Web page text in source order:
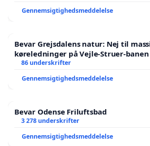
Gennemsigtighedsmeddelelse
Bevar Grejsdalens natur: Nej til
køreledninger på Vejle-Struer-banen
86 underskrifter
Gennemsigtighedsmeddelelse
Bevar Odense Friluftsbad
3 278 underskrifter
Gennemsigtighedsmeddelelse